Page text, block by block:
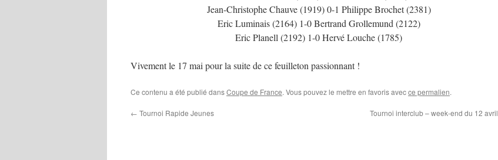
Jean-Christophe Chauve (1919) 0-1 Philippe Brochet (2381)
Eric Luminais (2164) 1-0 Bertrand Grollemund (2122)
Eric Planell (2192) 1-0 Hervé Louche (1785)
Vivement le 17 mai pour la suite de ce feuilleton passionnant !
Ce contenu a été publié dansCoupe de France. Vous pouvez le mettre en favoris avecce permalien.
← Tournoi Rapide Jeunes Tournoi interclub – week-end du 12 avril